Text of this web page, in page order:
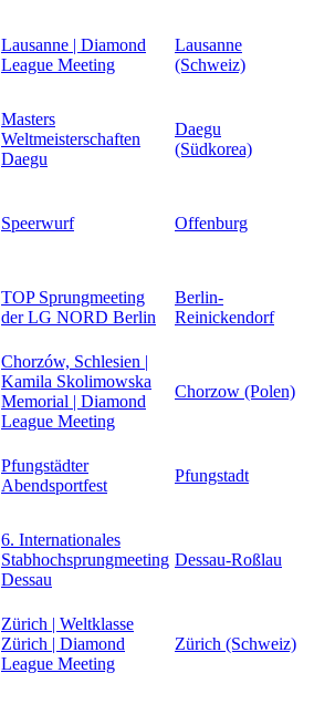
Lausanne | Diamond
League Meeting
Lausanne
(Schweiz)
Masters
Weltmeisterschaften
Daegu
Daegu
(Südkorea)
Speerwurf Offenburg
TOP Sprungmeeting
der LG NORD Berlin
Berlin-
Reinickendorf
Chorzów, Schlesien |
Kamila Skolimowska
Memorial | Diamond
League Meeting
Chorzow (Polen)
Pfungstädter
Abendsportfest
Pfungstadt
6. Internationales
Stabhochsprungmeeting
Dessau
Dessau-Roßlau
Zürich | Weltklasse
Zürich | Diamond
League Meeting
Zürich (Schweiz)